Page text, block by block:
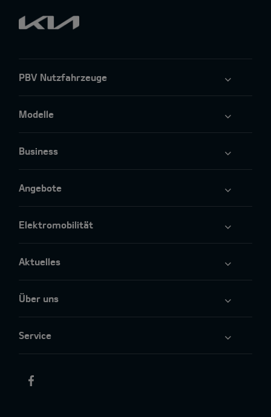
PBV Nutzfahrzeuge
Modelle
Business
Angebote
Elektromobilität
Aktuelles
Über uns
Service